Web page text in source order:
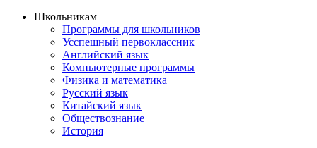
Школьникам
Программы для школьников
Усспешный первоклассник
Английский язык
Компьютерные программы
Физика и математика
Русский язык
Китайский язык
Обществознание
История